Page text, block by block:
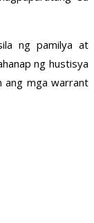
ng pamilya at
ng hustisya
ang mga warrant